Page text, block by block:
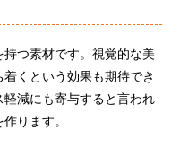
つ素材です。視覚的な美
くという効果も期待でき
減にも寄与すると言われ
ります。